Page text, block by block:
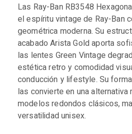
Las Ray-Ban RB3548
el espíritu vintage de Ray-Ban
geométrica moderna. Su
acabado Arista Gold aporta
las lentes Green Vintage
estética retro y comodidad
conducción y lifestyle. Su
las convierte en una alternativa
modelos redondos clásicos,
versatilidad unisex.